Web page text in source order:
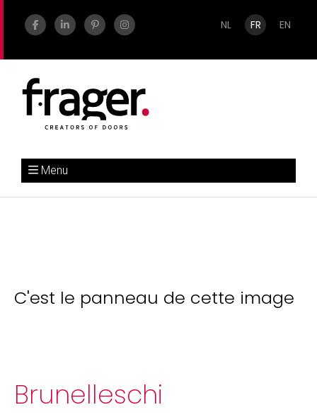
NL FR EN
Menu
C'est le panneau de cette image
Brunelleschi